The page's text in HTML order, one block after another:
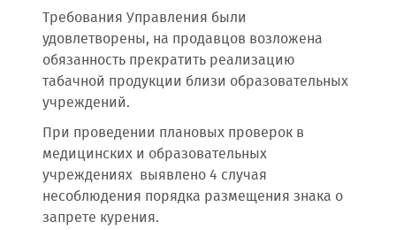
Требования Управления были
удовлетворены, на продавцов возложена
обязанность прекратить реализацию
табачной продукции близи образовательных
учреждений.
При проведении плановых проверок в
медицинских и образовательных
учреждениях выявлено 4 случая
несоблюдения порядка размещения знака о
запрете курения.